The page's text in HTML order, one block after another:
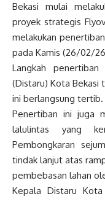
Bekasi mulai
proyek strategis
melakukan
pada Kamis (26/02/
Langkah
(Distaru) Kota Bekasi
ini berlangsung tertib.
Penertiban ini juga
lalulintas yang
Pembongkaran
tindak lanjut atas
pembebasan lahan
Kepala Distaru Kota